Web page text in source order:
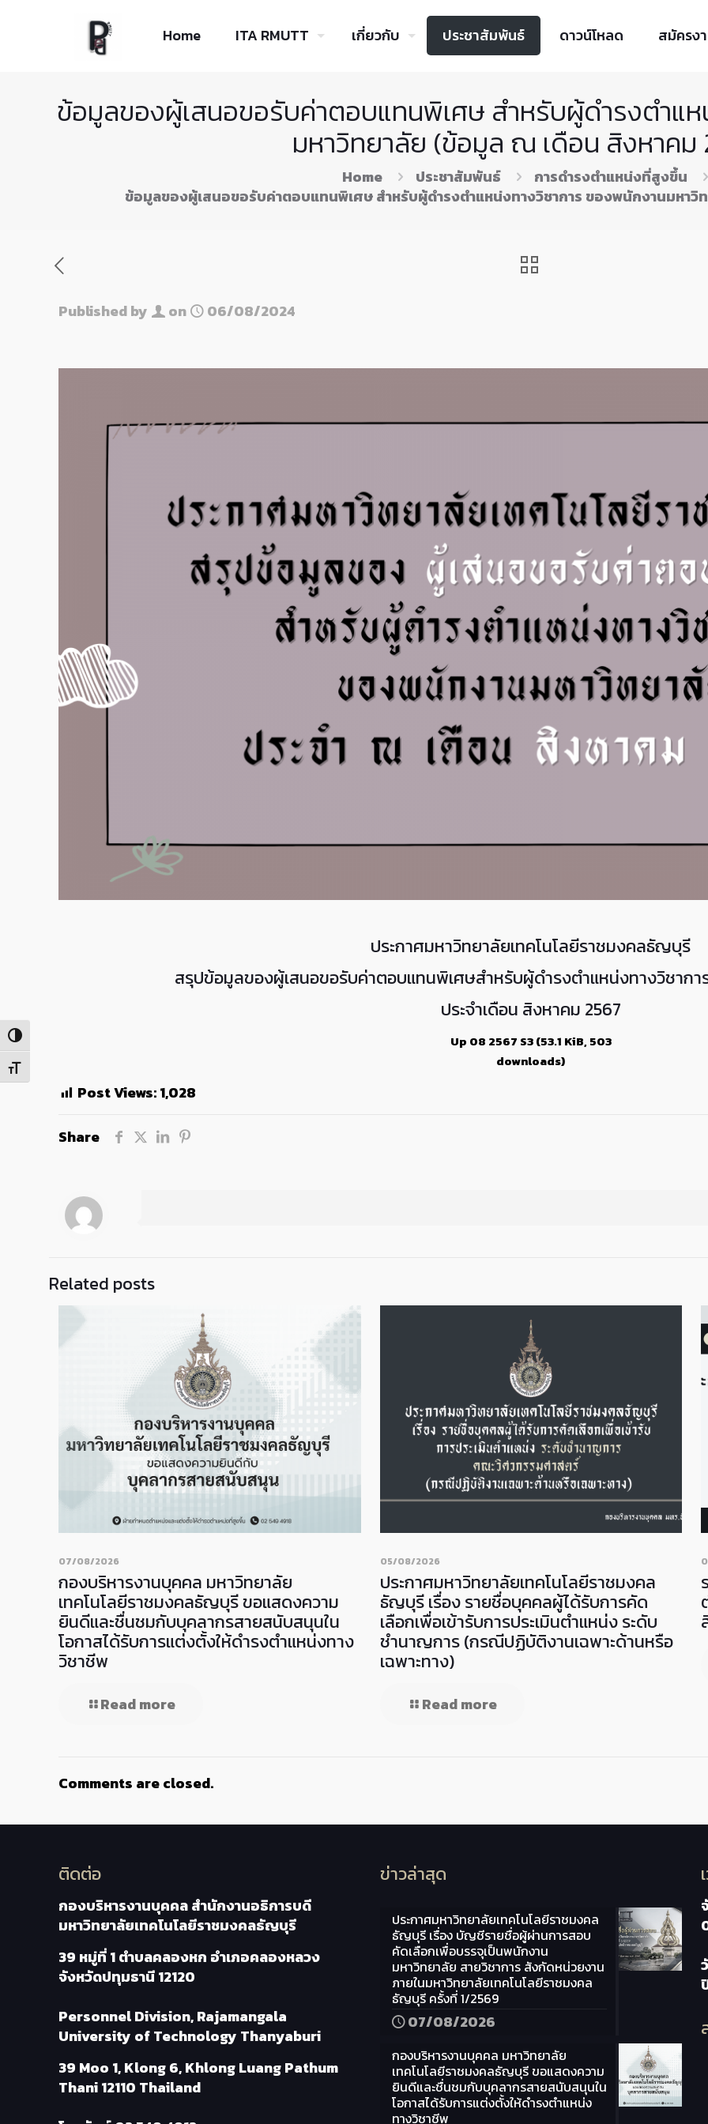
Toggle High Contrast
Toggle Font size
Home ITA RMUTT เกี่ยวกับ ประชาสัมพันธ์ ดาวน์โหลด สมัครง
ข้อมูลของผู้เสนอขอรับค่าตอบแทนพิเศษ สำหรับผู้ดำรงตำแ
มหาวิทยาลัย (ข้อมูล ณ เดือน สิงหาคม
Home ประชาสัมพันธ์
การดำรงตำแหน่งที่สูงขึ้น
ข้อมูลของผู้เสนอขอรับค่าตอบแทนพิเศษ สำหรับผู้ดำรงตำแหน่งทางวิชาการ ของพนักงานมหา
Published by on 06/08/2024
ประกาศมหาวิทยาลัยเทคโนโลยีราชมงคลธัญบุรี
สรุปข้อมูลของผู้เสนอขอรับค่าตอบแทนพิเศษสำหรับผู้ดำรงตำแหน่งทางวิชากา
ประจำเดือน สิงหาคม 2567
Up 08 2567 S3 (53.1 KiB, 503
downloads)
Post Views:1,028
Share
Related posts
07/08/2026
กองบริหารงานบุคคล มหาวิทยาลัย
เทคโนโลยีราชมงคลธัญบุรี ขอแสดงความ
ยินดีและชื่นชมกับบุคลากรสายสนับสนุนใน
โอกาสได้รับการแต่งตั้งให้ดำรงตำแหน่งทาง
วิชาชีพ
Read more
05/08/2026
ประกาศมหาวิทยาลัยเทคโนโลยีราชมงคล
ธัญบุรี เรื่อง รายชื่อบุคคลผู้ได้รับการคัด
เลือกเพื่อเข้ารับการประเมินตำแหน่ง ระดับ
ชำนาญการ (กรณีปฏิบัติงานเฉพาะด้านหรือ
เฉพาะทาง)
Read more
Comments are closed.
ติดต่อ
กองบริหารงานบุคคล สำนักงานอธิการบดี
มหาวิทยาลัยเทคโนโลยีราชมงคลธัญบุรี
39 หมู่ที่ 1 ตำบลคลองหก อำเภอคลองหลวง
จังหวัดปทุมธานี 12120
Personnel Division, Rajamangala
University of Technology Thanyaburi
39 Moo 1, Klong 6, Khlong Luang Pathum
Thani 12110 Thailand
ข่าวล่าสุด
ประกาศมหาวิทยาลัยเทคโนโลยีราชมงคล
ธัญบุรี เรื่อง บัญชีรายชื่อผู้ผ่านการสอบ
คัดเลือกเพื่อบรรจุเป็นพนักงาน
มหาวิทยาลัย สายวิชาการ สังกัดหน่วยงาน
ภายในมหาวิทยาลัยเทคโนโลยีราชมงคล
ธัญบุรี ครั้งที่ 1/2569
07/08/2026
กองบริหารงานบุคคล มหาวิทยาลัย
เทคโนโลยีราชมงคลธัญบุรี ขอแสดงความ
ยินดีและชื่นชมกับบุคลากรสายสนับสนุนใน
โอกาสได้รับการแต่งตั้งให้ดำรงตำแหน่ง
ทางวิชาชีพ